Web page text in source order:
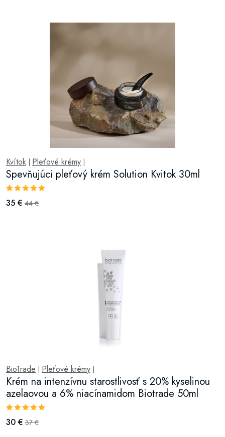
Kvítok | Pleťové krémy |
Spevňujúci pleťový krém Solution Kvitok 30ml
35 € 44 €
BioTrade | Pleťové krémy |
Krém na intenzívnu starostlivosť s 20% kyselinou
azelaovou a 6% niacínamidom Biotrade 50ml
30 € 37 €